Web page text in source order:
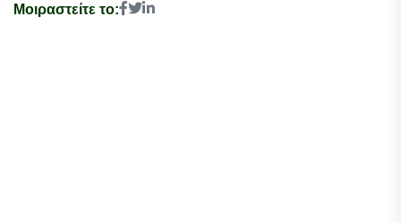
Μοιραστείτε το: